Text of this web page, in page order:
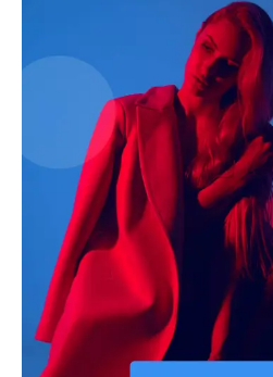
Contact us
Subscription Plans
My account